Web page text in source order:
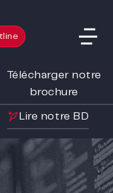
Télécharger notre
brochure
Lire notre BD